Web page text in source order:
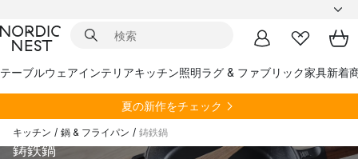
テーブルウェアインテリアキッチン照明ラグ & ファブリック家具新着
夏の新作をチェック
キッチン / 鍋 & フライパン / 鋳鉄鍋
鋳鉄鍋